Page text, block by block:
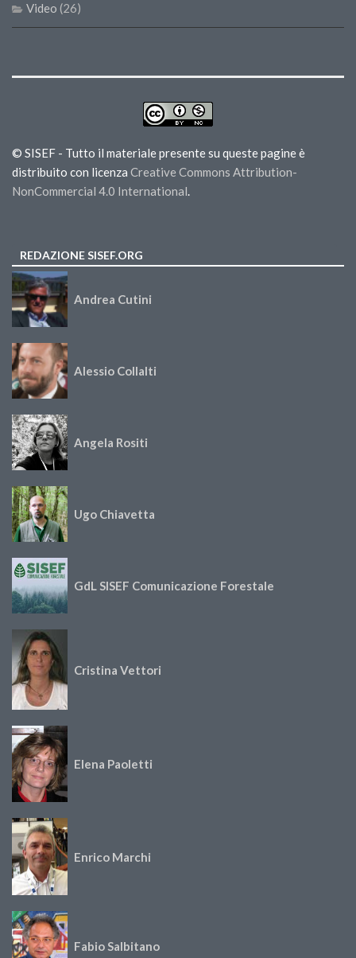
Video (26)
© SISEF - Tutto il materiale presente su queste pagine è
distribuito con licenza Creative Commons Attribution-
NonCommercial 4.0 International.
REDAZIONE SISEF.ORG
Andrea Cutini
Alessio Collalti
Angela Rositi
Ugo Chiavetta
GdL SISEF Comunicazione Forestale
Cristina Vettori
Elena Paoletti
Enrico Marchi
Fabio Salbitano